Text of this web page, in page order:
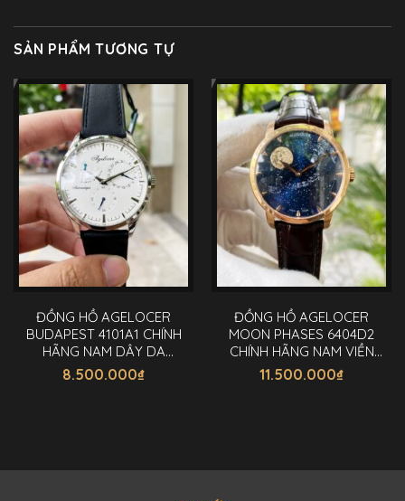
SẢN PHẨM TƯƠNG TỰ
ĐỒNG HỒ AGELOCER
BUDAPEST 4101A1 CHÍNH
HÃNG NAM DÂY DA
40MM
8.500.000₫
ĐỒNG HỒ AGELOCER
MOON PHASES 6404D2
CHÍNH HÃNG NAM VIỀN
VÀNG 40MM
11.500.000₫